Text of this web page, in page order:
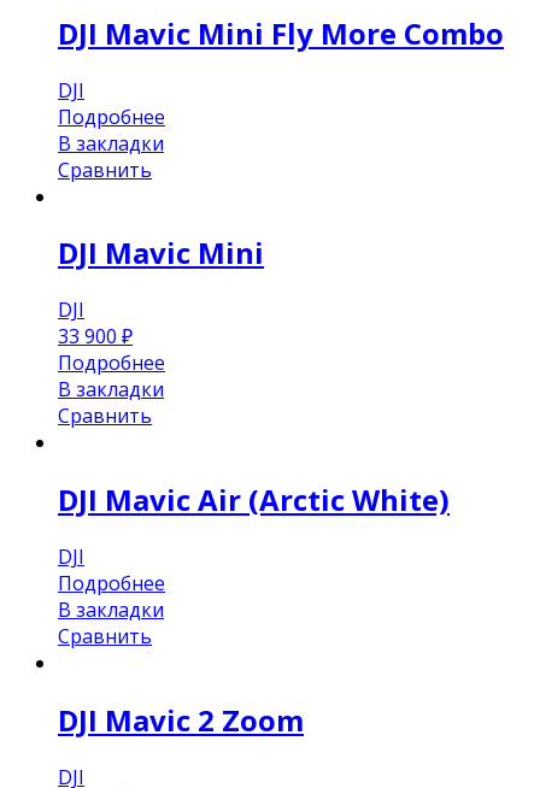
DJI Mavic Mini Fly More Combo
DJI
Подробнее
В закладки
Сравнить
DJI Mavic Mini
DJI
33 900 ₽
Подробнее
В закладки
Сравнить
DJI Mavic Air (Arctic White)
DJI
Подробнее
В закладки
Сравнить
DJI Mavic 2 Zoom
DJI